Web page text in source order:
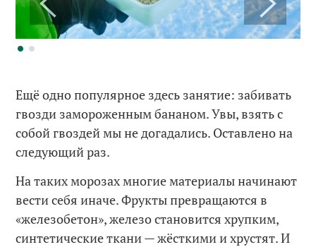
Ещё одно популярное здесь занятие: забивать
гвозди замороженным бананом. Увы, взять с
собой гвоздей мы не догадались. Оставлено на
следующий раз.
На таких морозах многие материалы начинают
вести себя иначе. Фрукты превращаются в
«железобетон», железо становится хрупким,
синтетические ткани — жёсткими и хрустят. И